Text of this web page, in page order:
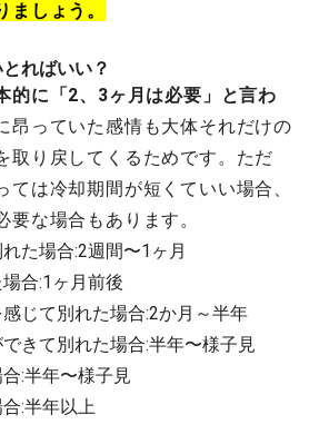
ましょう。
ればいい？
的に「2、3ヶ月は必要」と言わ
昂っていた感情も大体それだけの
取り戻してくるためです。ただ
ては冷却期間が短くていい場合、
な場合もあります。
た場合:2週間〜1ヶ月
合:1ヶ月前後
じて別れた場合:2か月～半年
きて別れた場合:半年〜様子見
:半年〜様子見
:半年以上